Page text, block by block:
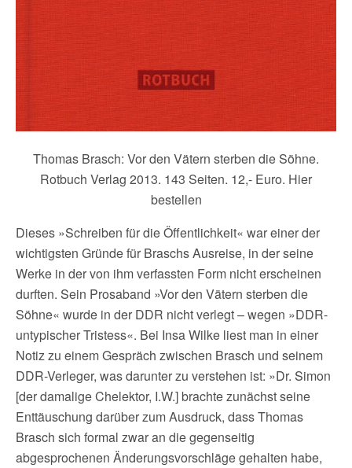
Thomas Brasch: Vor den Vätern sterben die Söhne.
Rotbuch Verlag 2013. 143 Seiten. 12,- Euro. Hier
bestellen
Dieses »Schreiben für die Öffentlichkeit« war einer der
wichtigsten Gründe für Braschs Ausreise, in der seine
Werke in der von ihm verfassten Form nicht erscheinen
durften. Sein Prosaband »Vor den Vätern sterben die
Söhne« wurde in der DDR nicht verlegt – wegen »DDR-
untypischer Tristess«. Bei Insa Wilke liest man in einer
Notiz zu einem Gespräch zwischen Brasch und seinem
DDR-Verleger, was darunter zu verstehen ist: »Dr. Simon
[der damalige Chelektor, I.W.] brachte zunächst seine
Enttäuschung darüber zum Ausdruck, dass Thomas
Brasch sich formal zwar an die gegenseitig
abgesprochenen Änderungsvorschläge gehalten habe,